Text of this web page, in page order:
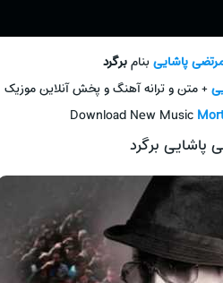
پاشاییبنامبرگرد
+ متن و ترانه آهنگ و پخش آنلاین موزیک
Download New Music
پاشایی برگرد